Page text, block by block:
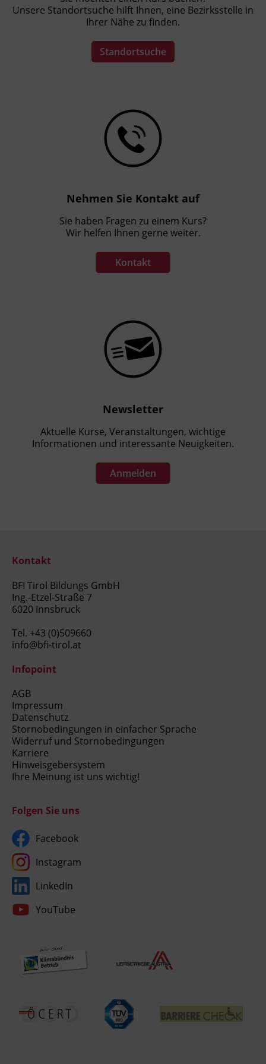
Fachtrainer_in
Um die theoretischen Inhalte in der
beruflichen Praxis umsetzen zu können,
Teilnehmer_innen organisieren sich diese
Modelle selbst.
Für ein Vorgespräch steht die Fachtrainerin
vor Kursstart telefonisch zur Verfügung.
Das Land Tirol fördert bis zu maximal 50 %
der Kurskosten. Nähere Informationen finden
www.mein-update.at
und § 18 Abs 1. GewO
Unsere Standortsuche hilft Ihnen, eine Bezirksstelle in
Ihrer Nähe zu finden.
Standortsuche
Nehmen Sie Kontakt auf
Sie haben Fragen zu einem Kurs?
Wir helfen Ihnen gerne weiter.
Kontakt
Newsletter
Aktuelle Kurse, Veranstaltungen, wichtige
Informationen und interessante Neuigkeiten.
Anmelden
Kontakt
BFI Tirol Bildungs GmbH
Ing.-Etzel-Straße 7
6020 Innsbruck
Tel. +43 (0)509660
info@bfi-tirol.at
Infopoint
AGB
Impressum
Datenschutz
Stornobedingungen in einfacher Sprache
Widerruf und Stornobedingungen
Karriere
Hinweisgebersystem
Ihre Meinung ist uns wichtig!
Folgen Sie uns
Facebook
Instagram
LinkedIn
YouTube